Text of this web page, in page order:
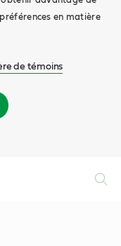
en matière
de témoins